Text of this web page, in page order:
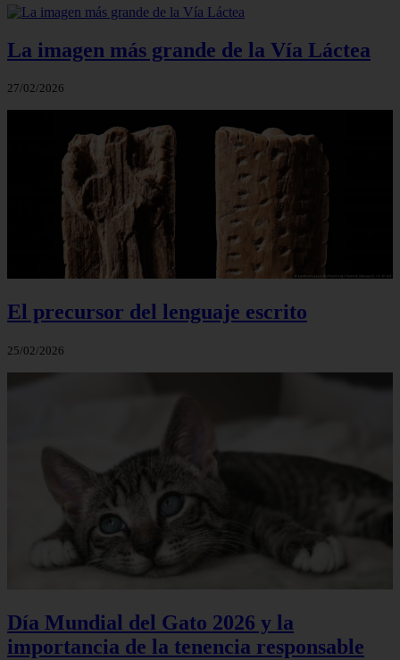
La imagen más grande de la Vía Láctea
27/02/2026
El precursor del lenguaje escrito
25/02/2026
Día Mundial del Gato 2026 y la
importancia de la tenencia responsable